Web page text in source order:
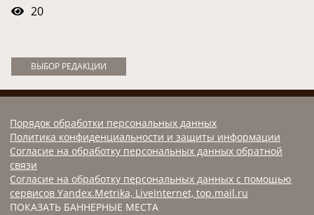
20
ВЫБОР РЕДАКЦИИ
Порядок обработки персональных данных
Политика конфиденциальности и защиты информации
Согласие на обработку персональных данных обратной
связи
Согласие на обработку персональных данных с помощью
сервисов Yandex.Metrika, LiveInternet, top.mail.ru
ПОКАЗАТЬ БАННЕРНЫЕ МЕСТА